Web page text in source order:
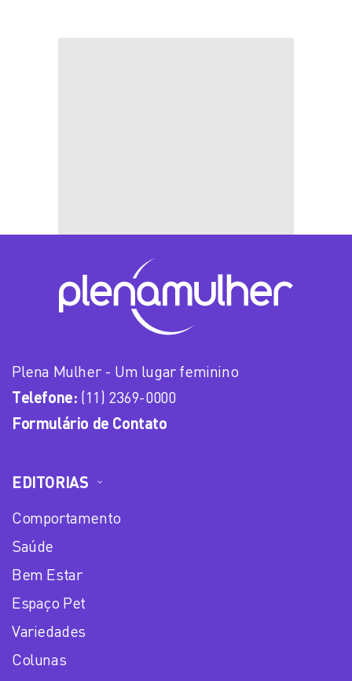
Plena Mulher - Um lugar feminino
Telefone: (11) 2369-0000
Formulário de Contato
EDITORIAS
Comportamento
Saúde
Bem Estar
Espaço Pet
Variedades
Colunas